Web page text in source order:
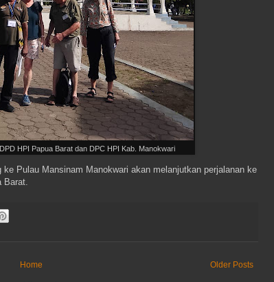
HPI Papua Barat dan DPC HPI Kab. Manokwari
Pulau Mansinam Manokwari akan melanjutkan perjalanan ke
Older Posts
Home